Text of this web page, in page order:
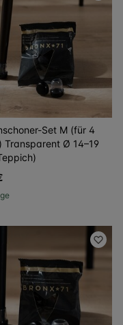
Set M (für 4
Transparent Ø 14–19